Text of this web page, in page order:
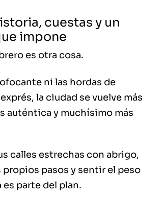
cuestas y un
impone
es otra cosa.
ni las hordas de
la ciudad se vuelve más
auténtica y muchísimo más
calles estrechas con abrigo,
propios pasos y sentir el peso
parte del plan.